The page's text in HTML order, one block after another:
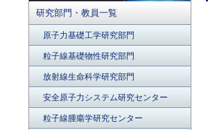
研究部門・教員一覧
原子力基礎工学研究部門
粒子線基礎物性研究部門
放射線生命科学研究部門
安全原子力システム研究センター
粒子線腫瘍学研究センター